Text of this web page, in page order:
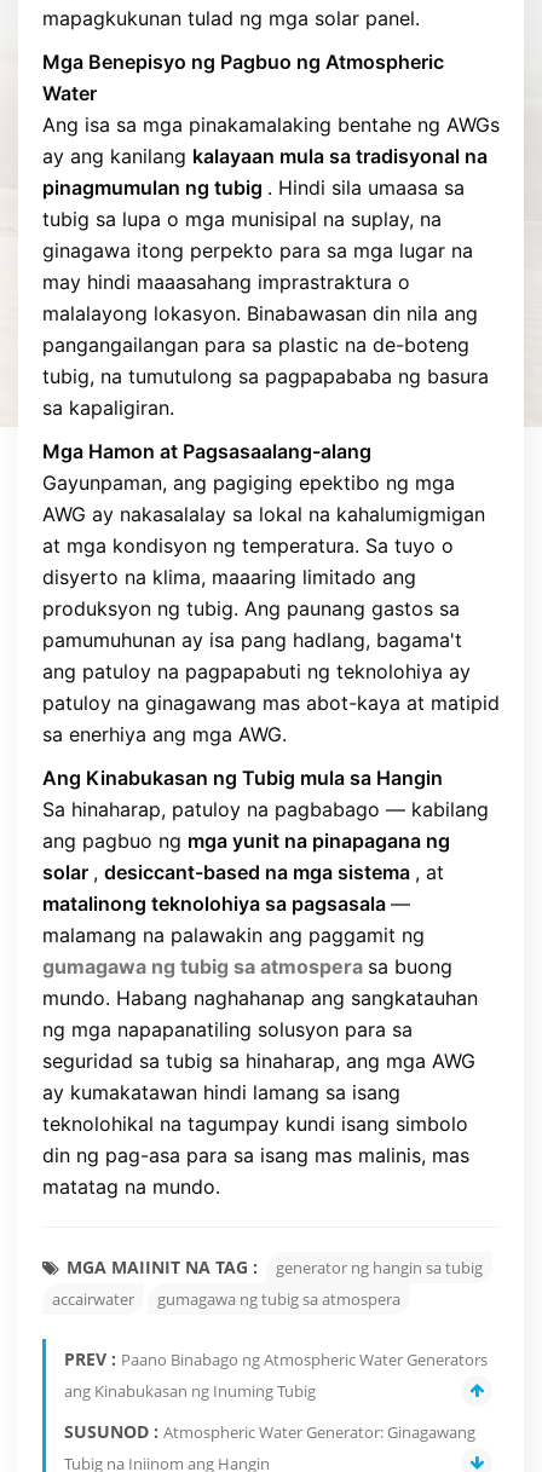
mapagkukunan tulad ng mga solar panel.
Mga Benepisyo ng Pagbuo ng Atmospheric
Water
Ang isa sa mga pinakamalaking bentahe ng AWGs
ay ang kanilang kalayaan mula sa tradisyonal na
pinagmumulan ng tubig . Hindi sila umaasa sa
tubig sa lupa o mga munisipal na suplay, na
ginagawa itong perpekto para sa mga lugar na
may hindi maaasahang imprastraktura o
malalayong lokasyon. Binabawasan din nila ang
pangangailangan para sa plastic na de-boteng
tubig, na tumutulong sa pagpapababa ng basura
sa kapaligiran.
Mga Hamon at Pagsasaalang-alang
Gayunpaman, ang pagiging epektibo ng mga
AWG ay nakasalalay sa lokal na kahalumigmigan
at mga kondisyon ng temperatura. Sa tuyo o
disyerto na klima, maaaring limitado ang
produksyon ng tubig. Ang paunang gastos sa
pamumuhunan ay isa pang hadlang, bagama't
ang patuloy na pagpapabuti ng teknolohiya ay
patuloy na ginagawang mas abot-kaya at matipid
sa enerhiya ang mga AWG.
Ang Kinabukasan ng Tubig mula sa Hangin
Sa hinaharap, patuloy na pagbabago — kabilang
ang pagbuo ng mga yunit na pinapagana ng
solar , desiccant-based na mga sistema , at
matalinong teknolohiya sa pagsasala —
malamang na palawakin ang paggamit ng
gumagawa ng tubig sa atmospera sa buong
mundo. Habang naghahanap ang sangkatauhan
ng mga napapanatiling solusyon para sa
seguridad sa tubig sa hinaharap, ang mga AWG
ay kumakatawan hindi lamang sa isang
teknolohikal na tagumpay kundi isang simbolo
din ng pag-asa para sa isang mas malinis, mas
matatag na mundo.
MGA MAIINIT NA TAG :
generator ng hangin sa tubig
accairwater
gumagawa ng tubig sa atmospera
PREV : Paano Binabago ng Atmospheric Water Generators
ang Kinabukasan ng Inuming Tubig
SUSUNOD : Atmospheric Water Generator: Ginagawang
Tubig na Iniinom ang Hangin